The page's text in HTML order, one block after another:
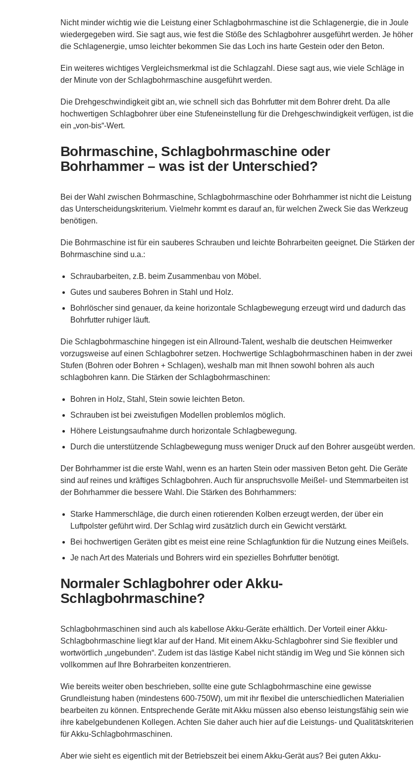
Nicht minder wichtig wie die Leistung einer Schlagbohrmaschine ist die Schlagenergie, die in Joule
wiedergegeben wird. Sie sagt aus, wie fest die Stöße des Schlagbohrer ausgeführt werden. Je höher
die Schlagenergie, umso leichter bekommen Sie das Loch ins harte Gestein oder den Beton.
Ein weiteres wichtiges Vergleichsmerkmal ist die Schlagzahl. Diese sagt aus, wie viele Schläge in
der Minute von der Schlagbohrmaschine ausgeführt werden.
Die Drehgeschwindigkeit gibt an, wie schnell sich das Bohrfutter mit dem Bohrer dreht. Da alle
hochwertigen Schlagbohrer über eine Stufeneinstellung für die Drehgeschwindigkeit verfügen, ist die
ein „von-bis“-Wert.
Bohrmaschine, Schlagbohrmaschine oder
Bohrhammer – was ist der Unterschied?
Bei der Wahl zwischen Bohrmaschine, Schlagbohrmaschine oder Bohrhammer ist nicht die Leistung
das Unterscheidungskriterium. Vielmehr kommt es darauf an, für welchen Zweck Sie das Werkzeug
benötigen.
Die Bohrmaschine ist für ein sauberes Schrauben und leichte Bohrarbeiten geeignet. Die Stärken der
Bohrmaschine sind u.a.:
Schraubarbeiten, z.B. beim Zusammenbau von Möbel.
Gutes und sauberes Bohren in Stahl und Holz.
Bohrlöscher sind genauer, da keine horizontale Schlagbewegung erzeugt wird und dadurch das
Bohrfutter ruhiger läuft.
Die Schlagbohrmaschine hingegen ist ein Allround-Talent, weshalb die deutschen Heimwerker
vorzugsweise auf einen Schlagbohrer setzen. Hochwertige Schlagbohrmaschinen haben in der zwei
Stufen (Bohren oder Bohren + Schlagen), weshalb man mit Ihnen sowohl bohren als auch
schlagbohren kann. Die Stärken der Schlagbohrmaschinen:
Bohren in Holz, Stahl, Stein sowie leichten Beton.
Schrauben ist bei zweistufigen Modellen problemlos möglich.
Höhere Leistungsaufnahme durch horizontale Schlagbewegung.
Durch die unterstützende Schlagbewegung muss weniger Druck auf den Bohrer ausgeübt werden.
Der Bohrhammer ist die erste Wahl, wenn es an harten Stein oder massiven Beton geht. Die Geräte
sind auf reines und kräftiges Schlagbohren. Auch für anspruchsvolle Meißel- und Stemmarbeiten ist
der Bohrhammer die bessere Wahl. Die Stärken des Bohrhammers:
Starke Hammerschläge, die durch einen rotierenden Kolben erzeugt werden, der über ein
Luftpolster geführt wird. Der Schlag wird zusätzlich durch ein Gewicht verstärkt.
Bei hochwertigen Geräten gibt es meist eine reine Schlagfunktion für die Nutzung eines Meißels.
Je nach Art des Materials und Bohrers wird ein spezielles Bohrfutter benötigt.
Normaler Schlagbohrer oder Akku-
Schlagbohrmaschine?
Schlagbohrmaschinen sind auch als kabellose Akku-Geräte erhältlich. Der Vorteil einer Akku-
Schlagbohrmaschine liegt klar auf der Hand. Mit einem Akku-Schlagbohrer sind Sie flexibler und
wortwörtlich „ungebunden“. Zudem ist das lästige Kabel nicht ständig im Weg und Sie können sich
vollkommen auf Ihre Bohrarbeiten konzentrieren.
Wie bereits weiter oben beschrieben, sollte eine gute Schlagbohrmaschine eine gewisse
Grundleistung haben (mindestens 600-750W), um mit ihr flexibel die unterschiedlichen Materialien
bearbeiten zu können. Entsprechende Geräte mit Akku müssen also ebenso leistungsfähig sein wie
ihre kabelgebundenen Kollegen. Achten Sie daher auch hier auf die Leistungs- und Qualitätskriterien
für Akku-Schlagbohrmaschinen.
Aber wie sieht es eigentlich mit der Betriebszeit bei einem Akku-Gerät aus? Bei guten Akku-